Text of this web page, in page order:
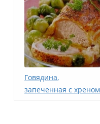
Говядина,
запеченная с хреном